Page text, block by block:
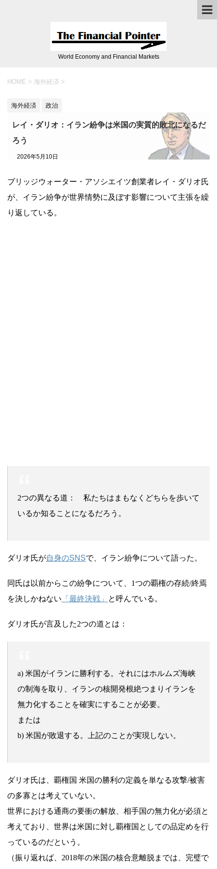
World Economy and Financial Markets
HOME > 海外経済 >
海外経済 政治
レイ・ダリオ：イラン紛争は米国の実質的敗北になるだ
ろう
2026年5月10日
ブリッジウォーター・アソシエイツ創業者レイ・ダリオ氏
が、イラン紛争が世界情勢に及ぼす影響について主張を繰
り返している。
2つの異なる道： 私たちはまもなくどちらを歩いて
いるか知ることになるだろう。
ダリオ氏が自身のSNSで、イラン紛争について語った。
同氏は以前からこの紛争について、1つの覇権の存続/終焉
を決しかねない 「最終決戦」 と呼んでいる。
ダリオ氏が言及した2つの道とは：
a) 米国がイランに勝利する。それにはホルムズ海峡
の制海を取り、イランの核開発根絶つまりイランを
無力化することを確実にすることが必要。
または
b) 米国が敗退する。上記のことが実現しない。
ダリオ氏は、覇権国 米国の勝利の定義を単なる攻撃/被害
の多寡とは考えていない。
世界における通商の要衝の解放、相手国の無力化が必須と
考えており、世界は米国に対し覇権国としての品定めを行
っているのだという。
（振り返れば、2018年の米国の核合意離脱までは、完璧で